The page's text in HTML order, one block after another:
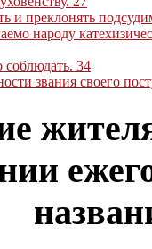
и преклонять
народу
соблюдать. 34
звания своего